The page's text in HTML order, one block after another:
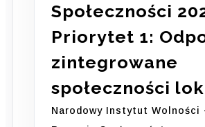
Społeczności
Priorytet 1:
zintegrowane
społeczności
Narodowy Instytut Wolności